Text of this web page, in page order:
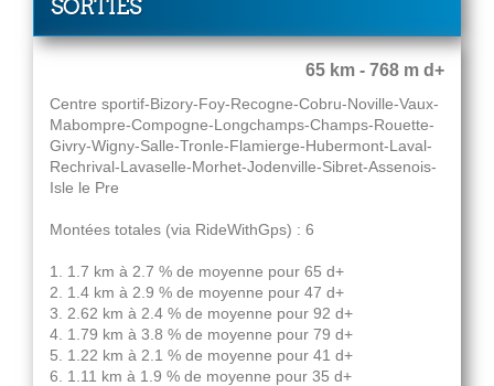
SORTIES
65 km - 768 m d+
Centre sportif-Bizory-Foy-Recogne-Cobru-Noville-Vaux-
Mabompre-Compogne-Longchamps-Champs-Rouette-
Givry-Wigny-Salle-Tronle-Flamierge-Hubermont-Laval-
Rechrival-Lavaselle-Morhet-Jodenville-Sibret-Assenois-
Isle le Pre
Montées totales (via RideWithGps) : 6
1. 1.7 km à 2.7 % de moyenne pour 65 d+
2. 1.4 km à 2.9 % de moyenne pour 47 d+
3. 2.62 km à 2.4 % de moyenne pour 92 d+
4. 1.79 km à 3.8 % de moyenne pour 79 d+
5. 1.22 km à 2.1 % de moyenne pour 41 d+
6. 1.11 km à 1.9 % de moyenne pour 35 d+